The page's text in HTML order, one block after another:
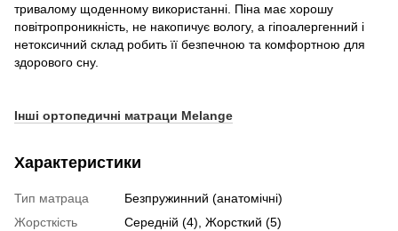
тривалому щоденному використанні. Піна має хорошу
повітропроникність, не накопичує вологу, а гіпоалергенний і
нетоксичний склад робить її безпечною та комфортною для
здорового сну.
Інші ортопедичні матраци Melange
Характеристики
Тип матраца
Безпружинний (анатомічні)
Жорсткість
Середній (4), Жорсткий (5)